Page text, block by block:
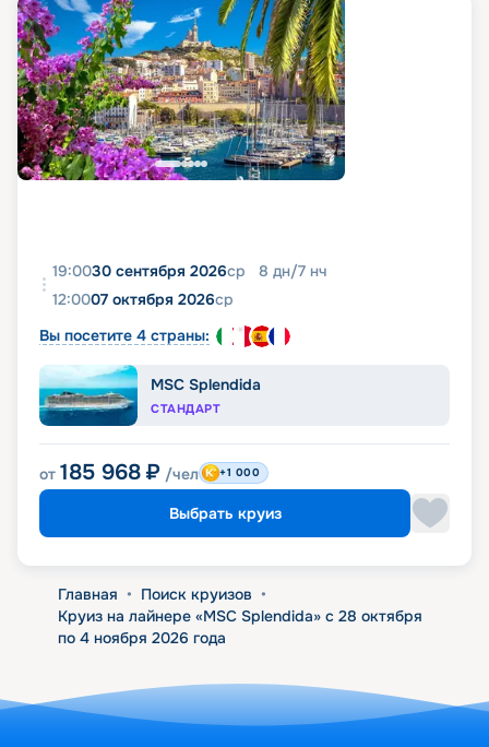
19:0030 сентября 2026ср 8 дн/7 нч
12:0007 октября 2026ср
Вы посетите 4 страны:
MSC Splendida
СТАНДАРТ
от 185 968 ₽ /чел +1 000
Выбрать круиз
Главная • Поиск круизов •
Круиз на лайнере «MSC Splendida» с 28 октября
по 4 ноября 2026 года